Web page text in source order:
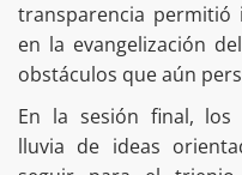
transparencia permitió
en la evangelización
obstáculos que aún
En la sesión final, los
lluvia de ideas